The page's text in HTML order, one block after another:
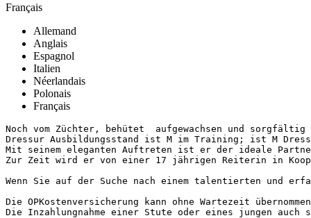
Français
Allemand
Anglais
Espagnol
Italien
Néerlandais
Polonais
Français
Noch vom Züchter, behütet  aufgewachsen und
Dressur Ausbildungsstand ist M im Training; ist M
Mit seinem eleganten Auftreten ist er der ideale
Zur Zeit wird er von einer 17 jährigen Reiterin in
Wenn Sie auf der Suche nach einem talentierten und
Die OPKostenversicherung kann ohne Wartezeit
Die Inzahlungnahme einer Stute oder eines jungen